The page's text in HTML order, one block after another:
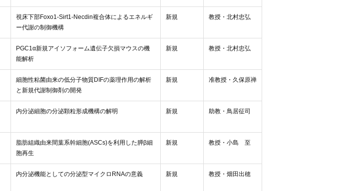
視床下部Foxo1-Sirt1-Necdin複合体によるエネルギ
ー代謝の制御機構
新規 教授・北村忠弘
PGC1α新規アイソフォーム遺伝子欠損マウスの機
能解析
新規 教授・北村忠弘
細胞性粘菌由来の低分子物質DIFの薬理作用の解析
と新規代謝制御剤の開発
新規 准教授・久保原禅
内分泌細胞の分泌顆粒形成機構の解明 新規 助教・鳥居征司
脂肪組織由来間葉系幹細胞(ASCs)を利用した膵β細
胞再生
新規 教授・小島 至
内分泌機能としての分泌型マイクロRNAの意義 新規 教授・畑田出穂